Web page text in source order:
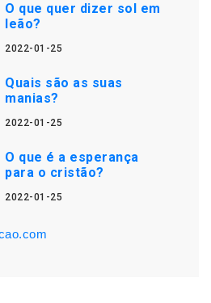
O que quer dizer sol em
leão?
2022-01-25
Quais são as suas
manias?
2022-01-25
O que é a esperança
para o cristão?
2022-01-25